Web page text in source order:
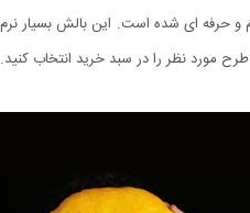
مورد نظر را در سبد خرید انتخاب کنید.